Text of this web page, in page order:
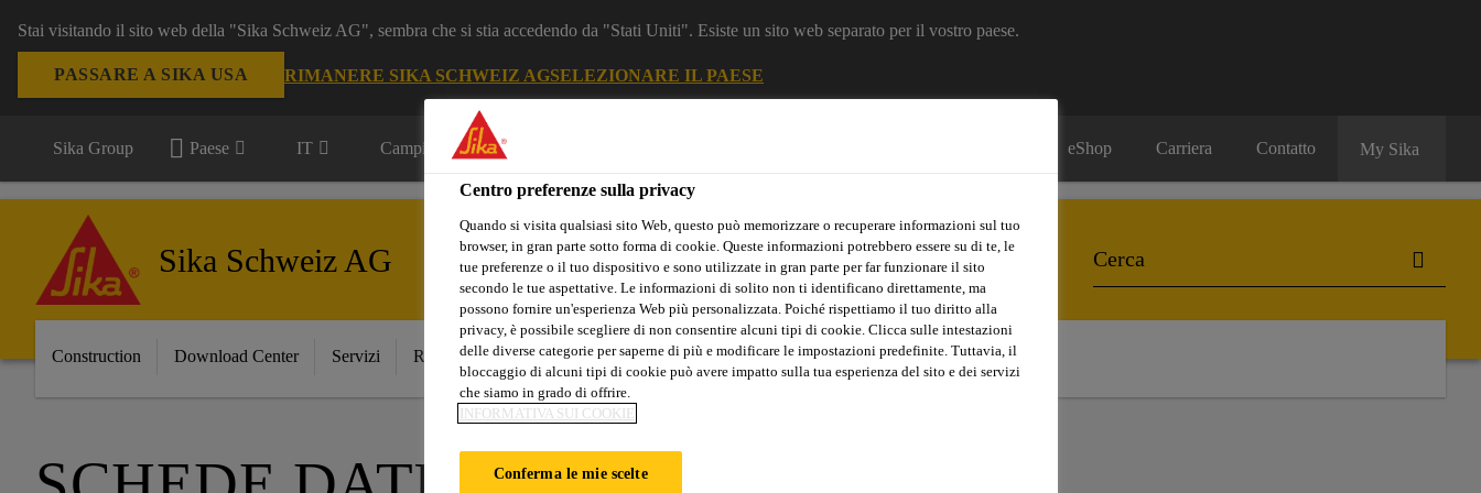
Stai visitando il sito web della "Sika Schweiz AG", sembra che si stia accedendo da "Stati Uniti". Esiste un sito web separato per il vostro paese.
PASSARE A SIKA USA RIMANERE SIKA SCHWEIZ AGSELEZIONARE IL PAESE
Sika Group Paese IT Campi d'applicazione eShop Carriera Contatto My Sika
Sika Schweiz AG
Construction Download Center Servizi Referenze Sika Apps Interlocutore
Centro preferenze sulla privacy
Quando si visita qualsiasi sito Web, questo può memorizzare o recuperare informazioni sul tuo
browser, in gran parte sotto forma di cookie. Queste informazioni potrebbero essere su di te, le
tue preferenze o il tuo dispositivo e sono utilizzate in gran parte per far funzionare il sito
secondo le tue aspettative. Le informazioni di solito non ti identificano direttamente, ma
possono fornire un'esperienza Web più personalizzata. Poiché rispettiamo il tuo diritto alla
privacy, è possibile scegliere di non consentire alcuni tipi di cookie. Clicca sulle intestazioni
delle diverse categorie per saperne di più e modificare le impostazioni predefinite. Tuttavia, il
bloccaggio di alcuni tipi di cookie può avere impatto sulla tua esperienza del sito e dei servizi
che siamo in grado di offrire.
INFORMATIVA SUI COOKIE
Conferma le mie scelte